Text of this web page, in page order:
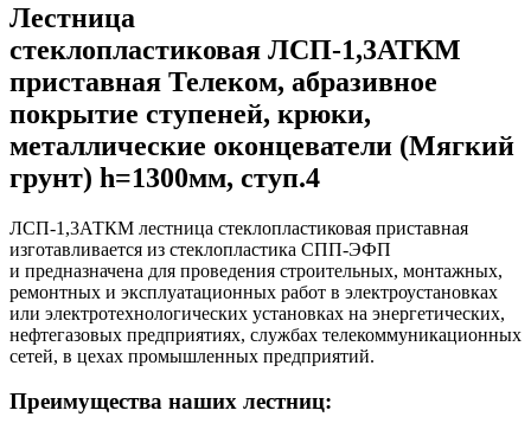
Лестница
стеклопластиковая ЛСП-1,3АТКМ
приставная Телеком, абразивное
покрытие ступеней, крюки,
металлические оконцеватели (Мягкий
грунт) h=1300мм, ступ.4
ЛСП-1,3АТКМ лестница стеклопластиковая приставная
изготавливается из стеклопластика СПП-ЭФП
и предназначена для проведения строительных, монтажных,
ремонтных и эксплуатационных работ в электроустановках
или электротехнологических установках на энергетических,
нефтегазовых предприятиях, службах телекоммуникационных
сетей, в цехах промышленных предприятий.
Преимущества наших лестниц: